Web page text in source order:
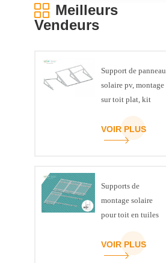
Meilleurs
Vendeurs
Support de panneau
solaire pv, montage
sur toit plat, kit
poutre en U
VOIR PLUS
Supports de
montage solaire
pour toit en tuiles
VOIR PLUS